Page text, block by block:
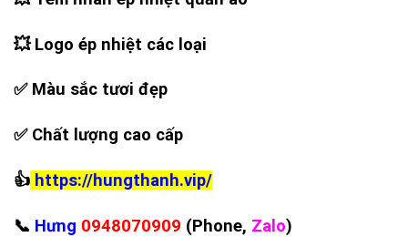
💥Logo ép nhiệt các loại
✅Màu sắc tươi đẹp
✅Chất lượng cao cấp
👍 https://hungthanh.vip/
📞 Hưng 0948070909 (Phone, Zalo)